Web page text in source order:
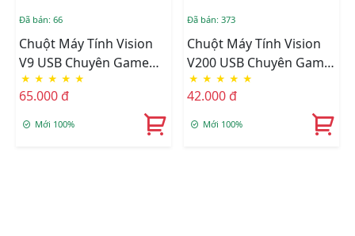
Đã bán: 66
Chuột Máy Tính Vision
V9 USB Chuyên Game
(CH)
★ ★ ★ ★ ★
65.000 đ
Mới 100%
Đã bán: 373
Chuột Máy Tính Vision
V200 USB Chuyên Game
(CH)
★ ★ ★ ★ ★
42.000 đ
Mới 100%